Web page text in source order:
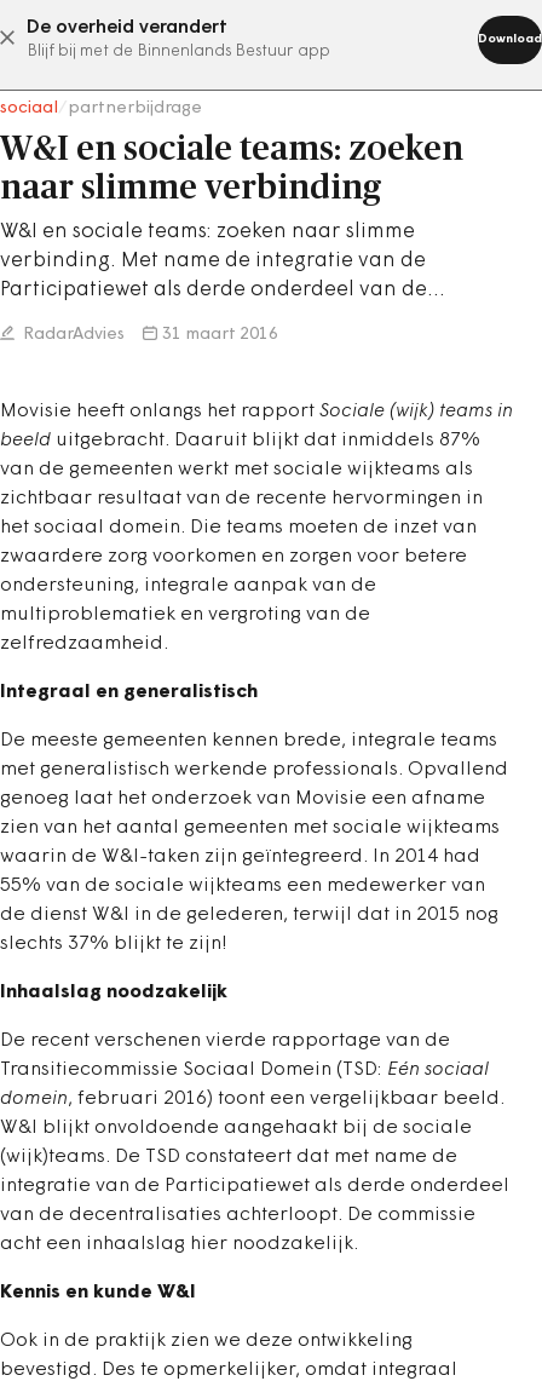
De overheid verandert
Blijf bij met de Binnenlands Bestuur app
Download
abonneer nu
sociaal partnerbijdrage
W&I en sociale teams: zoeken
naar slimme verbinding
W&I en sociale teams: zoeken naar slimme
verbinding. Met name de integratie van de
Participatiewet als derde onderdeel van de…
RadarAdvies 31 maart 2016
Movisie heeft onlangs het rapport Sociale (wijk) teams in
beeld uitgebracht. Daaruit blijkt dat inmiddels 87%
van de gemeenten werkt met sociale wijkteams als
zichtbaar resultaat van de recente hervormingen in
het sociaal domein. Die teams moeten de inzet van
zwaardere zorg voorkomen en zorgen voor betere
ondersteuning, integrale aanpak van de
multiproblematiek en vergroting van de
zelfredzaamheid.
Integraal en generalistisch
De meeste gemeenten kennen brede, integrale teams
met generalistisch werkende professionals. Opvallend
genoeg laat het onderzoek van Movisie een afname
zien van het aantal gemeenten met sociale wijkteams
waarin de W&I-taken zijn geïntegreerd. In 2014 had
55% van de sociale wijkteams een medewerker van
de dienst W&I in de gelederen, terwijl dat in 2015 nog
slechts 37% blijkt te zijn!
Inhaalslag noodzakelijk
De recent verschenen vierde rapportage van de
Transitiecommissie Sociaal Domein (TSD: Eén sociaal
domein, februari 2016) toont een vergelijkbaar beeld.
W&I blijkt onvoldoende aangehaakt bij de sociale
(wijk)teams. De TSD constateert dat met name de
integratie van de Participatiewet als derde onderdeel
van de decentralisaties achterloopt. De commissie
acht een inhaalslag hier noodzakelijk.
Kennis en kunde W&I
Ook in de praktijk zien we deze ontwikkeling
bevestigd. Des te opmerkelijker, omdat integraal